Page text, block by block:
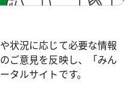
状況に応じて必要な情報
ご意見を反映し、「みん
タルサイトです。